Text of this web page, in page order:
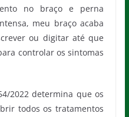
no braço e perna
meu braço acaba
ou digitar até que
controlar os sintomas
2022 determina que os
todos os tratamentos